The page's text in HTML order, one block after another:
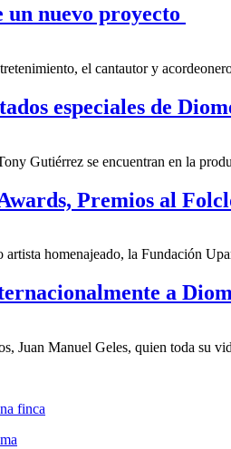
un nuevo proyecto
el cantautor y
especiales de
Gutiérrez se encuentran en la
Premios al
artista homenajeado, la Fundación
a
Juan Manuel Geles, quien toda su
finca